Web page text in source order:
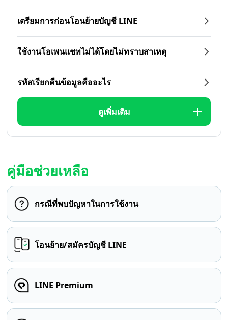
เตรียมการก่อนโอนย้ายบัญชี LINE
ใช้งานโอเพนแชทไม่ได้โดยไม่ทราบสาเหตุ
รหัสเรียกคืนข้อมูลคืออะไร
ดูเพิ่มเติม
คู่มือช่วยเหลือ
กรณีที่พบปัญหาในการใช้งาน
โอนย้าย/สมัครบัญชี LINE
LINE Premium